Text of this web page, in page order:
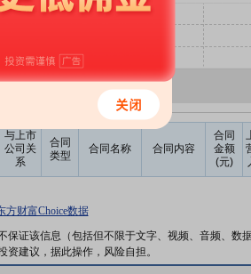
与上市
公司关
系
合同
类型
合同名称 合同内容
合同
金额
(元)
方财富Choice数据
证该信息（包括但不限于文字、视频、音频、数
建议，据此操作，风险自担。